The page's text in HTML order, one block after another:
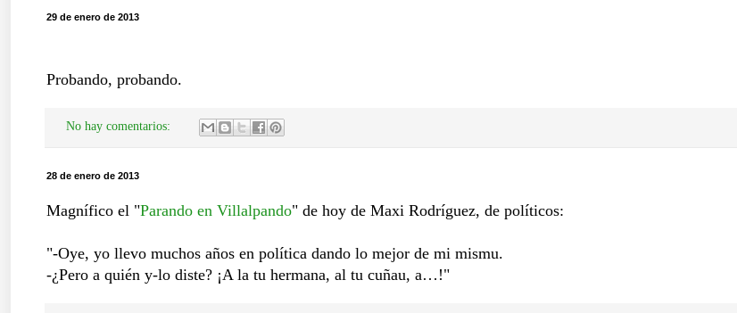
29 de enero de 2013
Probando, probando.
No hay comentarios:
28 de enero de 2013
Magnífico el "Parando en Villalpando" de hoy de Maxi Rodríguez, de políticos:
"-Oye, yo llevo muchos años en política dando lo mejor de mi mismu.
-¿Pero a quién y-lo diste? ¡A la tu hermana, al tu cuñau, a…!"